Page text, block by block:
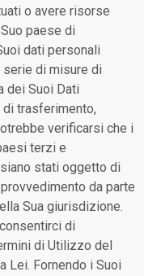
o avere risorse
paese di
dati personali
serie di misure di
dei Suoi Dati
di trasferimento,
verificarsi che i
terzi e
stati oggetto di
da parte
Sua giurisdizione.
di
di Utilizzo del
Lei. Fornendo i Suoi